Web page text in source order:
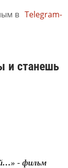
в Telegram-
и станешь
- фильм